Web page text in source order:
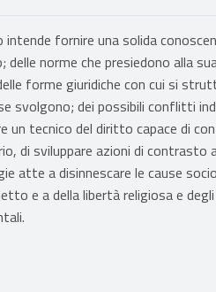
intende fornire una solida
delle norme che presiedono alla
forme giuridiche con cui si
svolgono; dei possibili conflitti
un tecnico del diritto capace di
di sviluppare azioni di contrasto
atte a disinnescare le cause
e a della libertà religiosa e